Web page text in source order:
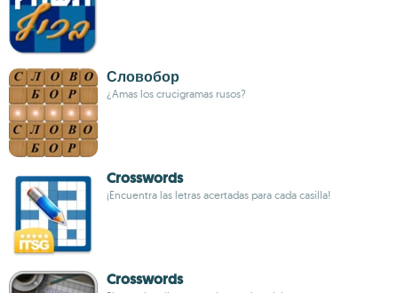
Словобор
¿Amas los crucigramas rusos?
Crosswords
¡Encuentra las letras acertadas para cada casilla!
Crosswords